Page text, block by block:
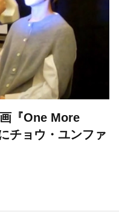
『One More
チョウ・ユンファ